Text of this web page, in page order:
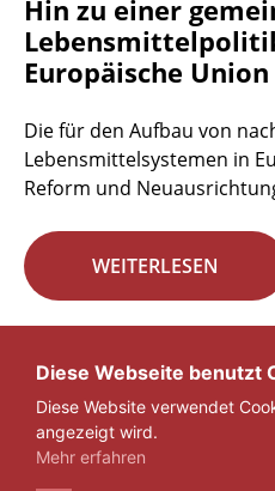
Hin zu einer
Europäische Union
Die für den Aufbau von
Lebensmittelsystemen in
Reform und
WEITERLESEN
« 1 ... 27 28
Diese Webseite benutzt
Diese Website verwendet
angezeigt wird.
Mehr erfahren